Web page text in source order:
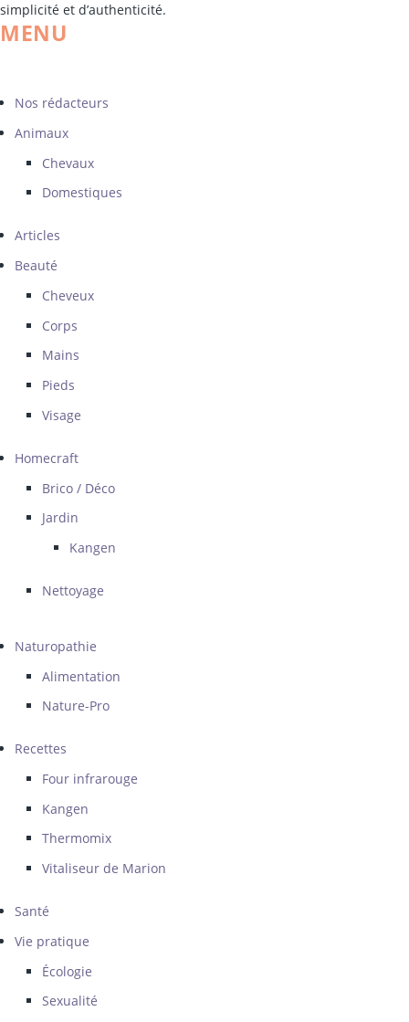
simplicité et d’authenticité.
MENU
Nos rédacteurs
Animaux
Chevaux
Domestiques
Articles
Beauté
Cheveux
Corps
Mains
Pieds
Visage
Homecraft
Brico / Déco
Jardin
Kangen
Nettoyage
Naturopathie
Alimentation
Nature-Pro
Recettes
Four infrarouge
Kangen
Thermomix
Vitaliseur de Marion
Santé
Vie pratique
Écologie
Sexualité